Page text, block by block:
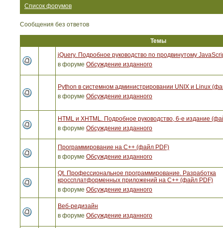
Список форумов
Сообщения без ответов
Темы
jQuery. Подробное руководство по продвинутому
в форуме Обсуждение изданного
Python в системном администрировании UNIX и Linux
в форуме Обсуждение изданного
HTML и XHTML. Подробное руководство, 6-е издание
в форуме Обсуждение изданного
Программирование на C++ (файл PDF)
в форуме Обсуждение изданного
Qt. Профессиональное программирование. Разработка
кроссплатформенных приложений на С++ (файл PDF)
в форуме Обсуждение изданного
Веб-редизайн
в форуме Обсуждение изданного